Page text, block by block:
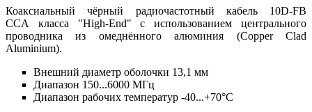
Коаксиальный чёрный радиочастотный кабель 10D-FB
CCA класса "High-End" с использованием центрального
проводника из омеднённого алюминия (Copper Clad
Aluminium).
Внешний диаметр оболочки 13,1 мм
Диапазон 150...6000 МГц
Диапазон рабочих температур -40...+70°C